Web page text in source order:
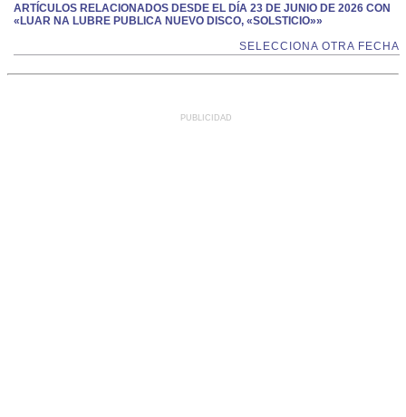
ARTÍCULOS RELACIONADOS DESDE EL DÍA 23 DE JUNIO DE 2026 CON
«LUAR NA LUBRE PUBLICA NUEVO DISCO, «SOLSTICIO»»
SELECCIONA OTRA FECHA
PUBLICIDAD